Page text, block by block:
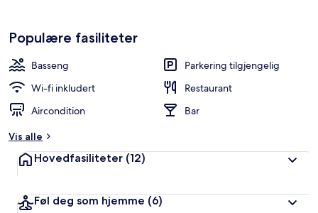
Populære fasiliteter
Basseng
Parkering tilgjengelig
Wi-fi inkludert
Restaurant
Aircondition
Bar
Vis alle
Hovedfasiliteter (12)
Føl deg som hjemme (6)